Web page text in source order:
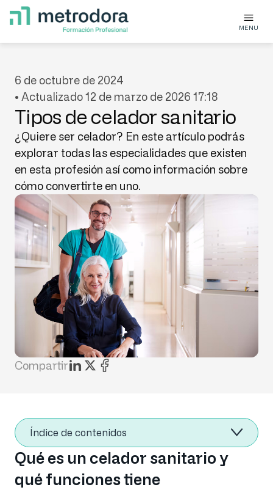
MENU
6 de octubre de 2024
• Actualizado 12 de marzo de 2026 17:18
Tipos de celador sanitario
¿Quiere ser celador? En este artículo podrás
explorar todas las especialidades que existen
en esta profesión así como información sobre
cómo convertirte en uno.
Compartir
Índice de contenidos
Qué es un celador sanitario y
qué funciones tiene